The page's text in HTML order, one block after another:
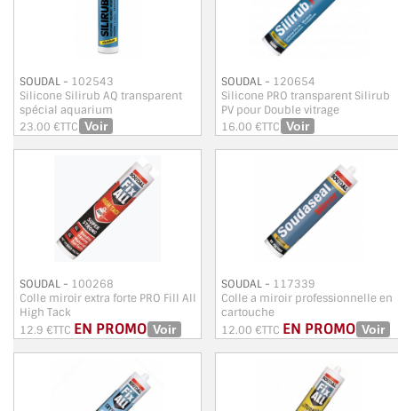
TOUS LES TARIFS AU M2
INSPIRATIONS ET NOUVEAUTÉS
AMBIANCE LAITON BROSSÉ
MIROIRS VIEILLIS AMBIANCE BRASSERIE
MIROIR SUR MESURE
MIROIR DÉCORATIF DE COULEUR
MIROIR POUR PORTE
SOUDAL - 102543
Silicone Silirub AQ transparent
spécial aquarium
23.00 €TTC
SOUDAL - 120654
Silicone PRO transparent Silirub
PV pour Double vitrage
16.00 €TTC
SOUDAL - 100268
Colle miroir extra forte PRO Fill All
High Tack
12.9 €TTC EN PROMO
SOUDAL - 117339
Colle a miroir professionnelle en
cartouche
12.00 €TTC EN PROMO